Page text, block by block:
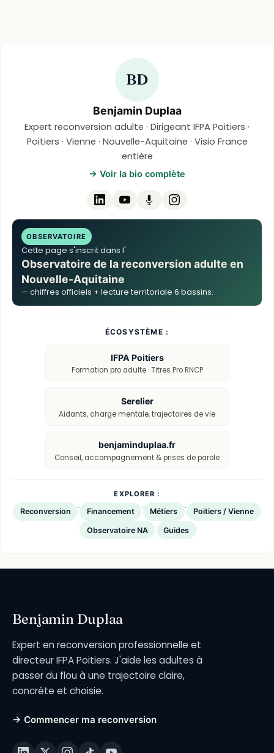
BD
Benjamin Duplaa
Expert reconversion adulte · Dirigeant IFPA Poitiers ·
Poitiers · Vienne · Nouvelle-Aquitaine · Visio France
entière
→ Voir la bio complète
OBSERVATOIRE
Cette page s'inscrit dans l'
Observatoire de la reconversion adulte en
Nouvelle-Aquitaine
— chiffres officiels + lecture territoriale 6 bassins.
ÉCOSYSTÈME :
IFPA Poitiers
Formation pro adulte · Titres Pro RNCP
Serelier
Aidants, charge mentale, trajectoires de vie
benjaminduplaa.fr
Conseil, accompagnement & prises de parole
EXPLORER :
Reconversion · Financement · Métiers · Poitiers / Vienne
· Observatoire NA · Guides
Benjamin Duplaa
Expert en reconversion professionnelle et
directeur IFPA Poitiers. J'aide les adultes à
passer du flou à une trajectoire claire,
concrète et choisie.
→ Commencer ma reconversion